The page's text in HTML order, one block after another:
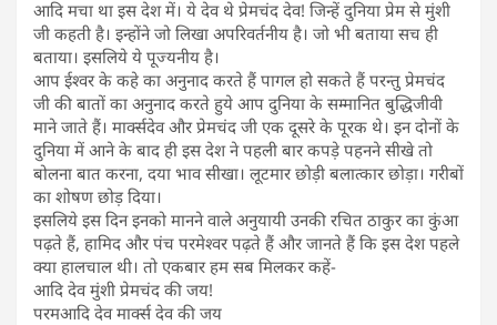
आदि मचा था इस देश में। ये देव थे प्रेमचंद देव! जिन्हें दुनिया प्रेम से मुंशी
जी कहती है। इन्होंने जो लिखा अपरिवर्तनीय है। जो भी बताया सच ही
बताया। इसलिये ये पूज्यनीय है।
आप ईश्वर के कहे का अनुनाद करते हैं पागल हो सकते हैं परन्तु प्रेमचंद
जी की बातों का अनुनाद करते हुये आप दुनिया के सम्मानित बुद्धिजीवी
माने जाते हैं। मार्क्सदेव और प्रेमचंद जी एक दूसरे के पूरक थे। इन दोनों के
दुनिया में आने के बाद ही इस देश ने पहली बार कपड़े पहनने सीखे तो
बोलना बात करना, दया भाव सीखा। लूटमार छोड़ी बलात्कार छोड़ा। गरीबों
का शोषण छोड़ दिया।
इसलिये इस दिन इनको मानने वाले अनुयायी उनकी रचित ठाकुर का कुंआ
पढ़ते हैं, हामिद और पंच परमेश्वर पढ़ते हैं और जानते हैं कि इस देश पहले
क्या हालचाल थी। तो एकबार हम सब मिलकर कहें-
आदि देव मुंशी प्रेमचंद की जय!
परमआदि देव मार्क्स देव की जय